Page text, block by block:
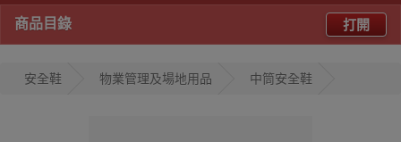
商品目錄 打開
安全鞋 物業管理及場地用品 中筒安全鞋